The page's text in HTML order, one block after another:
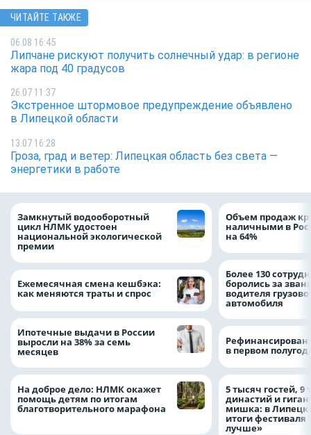
ЧИТАЙТЕ ТАКЖЕ
06.08 16:45
Липчане рискуют получить солнечный удар: в регионе
жара под 40 градусов
26.07 11:37
Экстренное штормовое предупреждение объявлено
в Липецкой области
13.07 16:28
Гроза, град и ветер: Липецкая область без света —
энергетики в работе
Замкнутый водооборотный
цикл НЛМК удостоен
национальной экологической
премии
Ежемесячная смена кешбэка:
как меняются траты и спрос
Ипотечные выдачи в России
выросли на 38% за семь
месяцев
На доброе дело: НЛМК окажет
помощь детям по итогам
благотворительного марафона
Объем продаж
наличными в
на 64%
Более 130
боролись за
водителя
автомобиля
в первом
5 тысяч гостей, 9
династий и
мишка: в
итоги фестиваля
лучше»